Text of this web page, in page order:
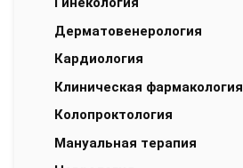
Дерматовенерология
Кардиология
Клиническая фармакология
Колопроктология
Мануальная терапия